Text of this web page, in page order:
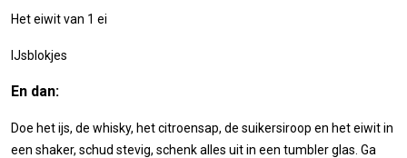
Het eiwit van 1 ei
IJsblokjes
En dan:
Doe het ijs, de whisky, het citroensap, de suikersiroop en het eiwit in
een shaker, schud stevig, schenk alles uit in een tumbler glas. Ga